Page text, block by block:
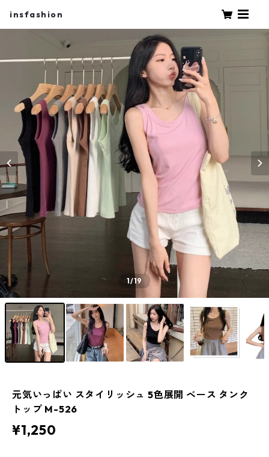
insfashion
1/19
元気いっぱい スタイリッシュ 5色展開 ベース タンク
トップ M-526
¥1,250